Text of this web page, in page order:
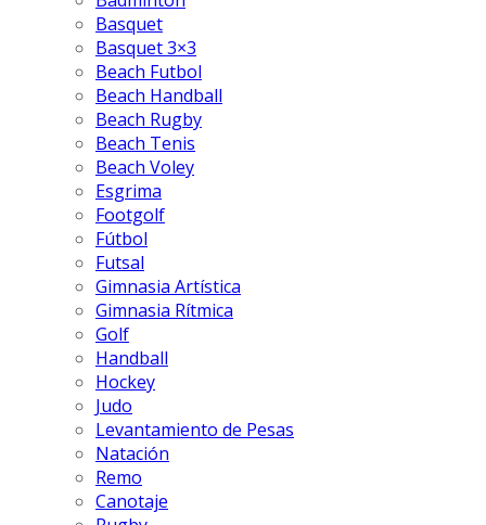
Basquet
Basquet 3×3
Beach Futbol
Beach Handball
Beach Rugby
Beach Tenis
Beach Voley
Esgrima
Footgolf
Fútbol
Futsal
Gimnasia Artística
Gimnasia Rítmica
Golf
Handball
Hockey
Judo
Levantamiento de Pesas
Natación
Remo
Canotaje